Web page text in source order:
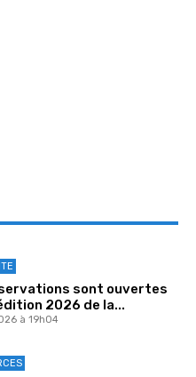
sont ouvertes
2026 de la...
à 19h04